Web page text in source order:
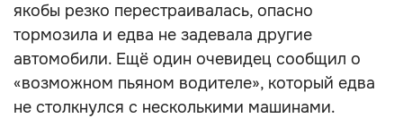
якобы резко перестраивалась, опасно
тормозила и едва не задевала другие
автомобили. Ещё один очевидец сообщил о
«возможном пьяном водителе», который едва
не столкнулся с несколькими машинами.